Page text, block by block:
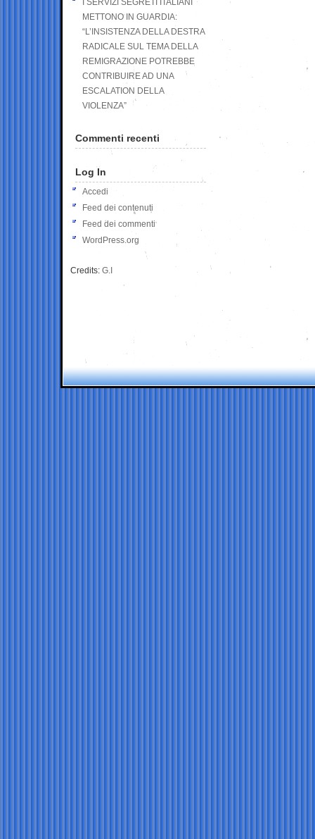
I SERVIZI SEGRETI ITALIANI
METTONO IN GUARDIA:
“L’INSISTENZA DELLA DESTRA
RADICALE SUL TEMA DELLA
REMIGRAZIONE POTREBBE
CONTRIBUIRE AD UNA
ESCALATION DELLA
VIOLENZA”
Commenti recenti
Log In
Accedi
Feed dei contenuti
Feed dei commenti
WordPress.org
Credits: G.I